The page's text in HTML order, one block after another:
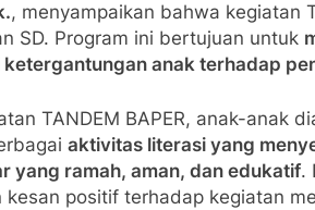
, menyampaikan bahwa kegiatan
SD. Program ini bertujuan untuk
ketergantungan anak terhadap
TANDEM BAPER, anak-anak
aktivitas literasi yang
yang ramah, aman, dan edukatif.
kesan positif terhadap kegiatan